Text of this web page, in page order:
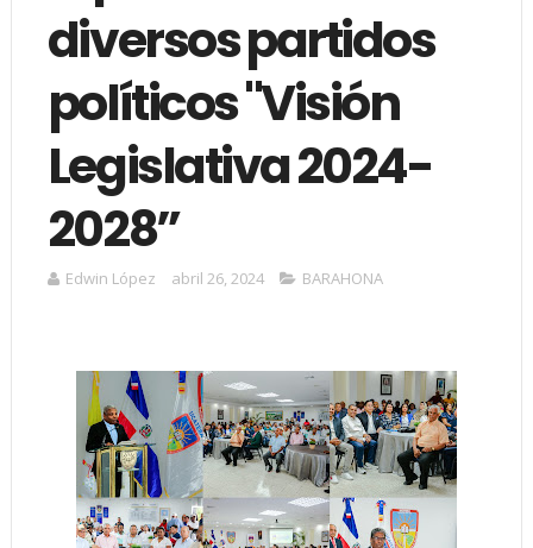
diversos partidos
políticos "Visión
Legislativa 2024-
2028”
Edwin López abril 26, 2024 BARAHONA